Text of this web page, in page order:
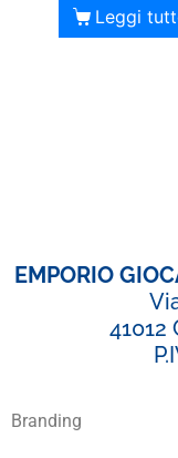
Leggi
EMPORIO
41012
Branding